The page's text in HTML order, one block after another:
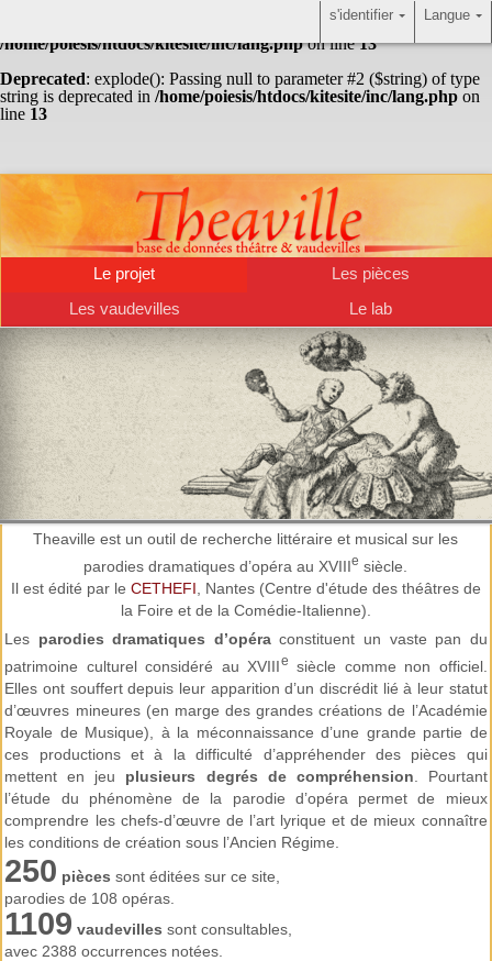
: Undefined array key "HTTP_ACCEPT_LANGUAGE" in
/home/poiesis/htdocs/kitesite/inc/lang.phpon line13
Deprecated: explode(): Passing null to parameter #2 ($string) of type
string is deprecated in /home/poiesis/htdocs/kitesite/inc/lang.php on
line 13
Le projet
Les pièces
Les vaudevilles
Le lab
Plus de200 parodies d'opéras
Effectuez desrecherches mélodiques
Theaville est un outil de recherche littéraire et musical sur les
parodies dramatiques d’opéra au XVIIIe siècle.
Il est édité par le CETHEFI , Nantes (Centre d'étude des théâtres de
la Foire et de la Comédie-Italienne).
Les parodies dramatiques d’opéraconstituent un vaste pan du
patrimoine culturel considéré au XVIIIe siècle comme non officiel.
Elles ont souffert depuis leur apparition d’un discrédit lié à leur statut
d’œuvres mineures (en marge des grandes créations de l’Académie
Royale de Musique), à la méconnaissance d’une grande partie de
ces productions et à la difficulté d’appréhender des pièces qui
mettent en jeu plusieurs degrés de compréhension. Pourtant
l’étude du phénomène de la parodie d’opéra permet de mieux
comprendre les chefs-d’œuvre de l’art lyrique et de mieux connaître
les conditions de création sous l’Ancien Régime.
250 pièces sont éditées sur ce site,
parodies de 108 opéras.
1109 vaudevilles sont consultables,
avec 2388 occurrences notées.
Langue
s'identifier